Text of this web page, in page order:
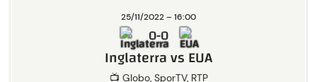
25/11/2022 – 16:00
📺 Globo, SporTV, RTP
0-0
Inglaterra vs EUA